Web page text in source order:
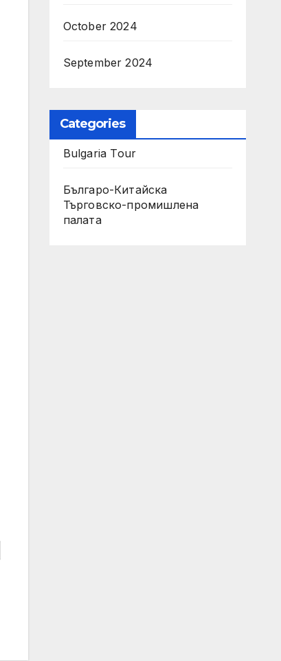
October 2024
September 2024
Categories
Bulgaria Tour
Българо-Китайска
Търговско-промишлена
палaта